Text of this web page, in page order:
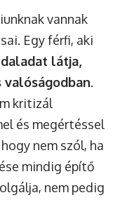
vannak
Egy férfi, aki
látja,
.
kritizál
és megértéssel
nem szól, ha
mindig építő
nem pedig